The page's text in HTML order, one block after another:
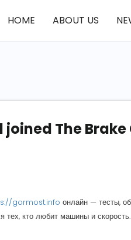
HOME ABOUT US
joined The Brake
gormost.info онлайн — тесты,
тех, кто любит машины и скорость.